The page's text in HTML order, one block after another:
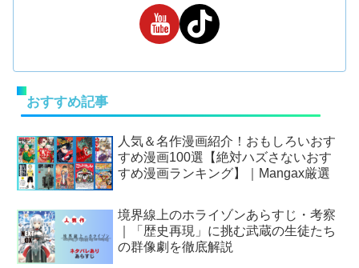
おすすめ記事
人気＆名作漫画紹介！おもしろいおす
すめ漫画100選【絶対ハズさないおす
すめ漫画ランキング】｜Mangax厳選
境界線上のホライゾンあらすじ・考察
｜「歴史再現」に挑む武蔵の生徒たち
の群像劇を徹底解説